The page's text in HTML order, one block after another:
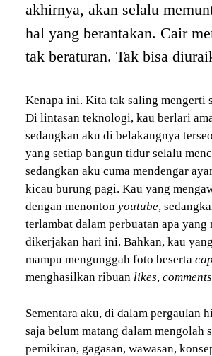
akhirnya, akan selalu
hal yang berantakan. Cair
tak beraturan. Tak bisa
Kenapa ini. Kita tak saling mengerti
Di lintasan teknologi, kau berlari
sedangkan aku di belakangnya
yang setiap bangun tidur selalu
sedangkan aku cuma mendengar
kicau burung pagi. Kau yang
dengan menonton youtube,
terlambat dalam perbuatan apa yang
dikerjakan hari ini. Bahkan, kau
mampu mengunggah foto beserta
menghasilkan ribuan likes, comments
Sementara aku, di dalam pergaulan
saja belum matang dalam mengolah
pemikiran, gagasan, wawasan,